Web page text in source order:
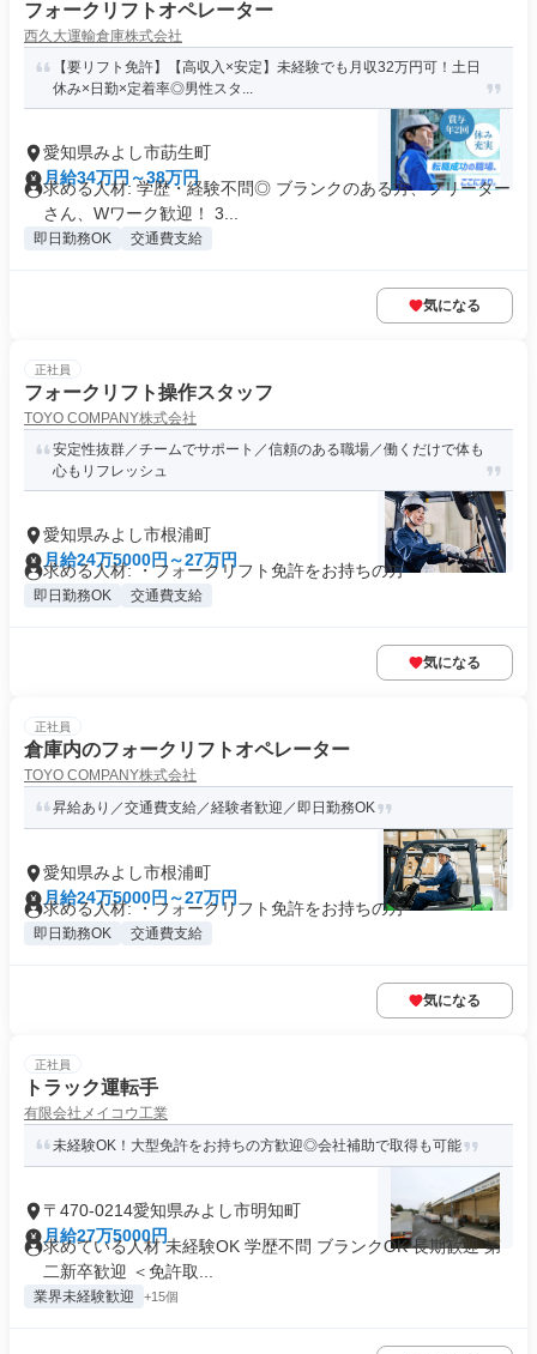
フォークリフトオペレーター
西久大運輸倉庫株式会社
【要リフト免許】【高収入×安定】未経験でも月収32万円可！土日
休み×日勤×定着率◎男性スタ...
愛知県みよし市莇生町
月給34万円～38万円
求める人材: 学歴・経験不問◎ ブランクのある方、フリーター
さん、Wワーク歓迎！ 3...
即日勤務OK 交通費支給
気になる
正社員
フォークリフト操作スタッフ
TOYO COMPANY株式会社
安定性抜群／チームでサポート／信頼のある職場／働くだけで体も
心もリフレッシュ
愛知県みよし市根浦町
月給24万5000円～27万円
求める人材: ・フォークリフト免許をお持ちの方
即日勤務OK 交通費支給
気になる
正社員
倉庫内のフォークリフトオペレーター
TOYO COMPANY株式会社
昇給あり／交通費支給／経験者歓迎／即日勤務OK
愛知県みよし市根浦町
月給24万5000円～27万円
求める人材: ・フォークリフト免許をお持ちの方
即日勤務OK 交通費支給
気になる
正社員
トラック運転手
有限会社メイコウ工業
未経験OK！大型免許をお持ちの方歓迎◎会社補助で取得も可能
〒470-0214愛知県みよし市明知町
月給27万5000円
求めている人材 未経験OK 学歴不問 ブランクOK 長期歓迎 第
二新卒歓迎 ＜免許取...
業界未経験歓迎 +15個